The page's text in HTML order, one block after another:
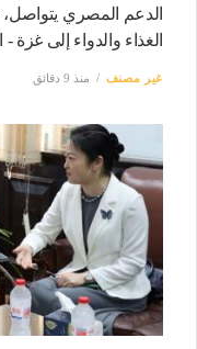
الغذاء والدواء إلى غزة
غير مصنف منذ 9 دقائق